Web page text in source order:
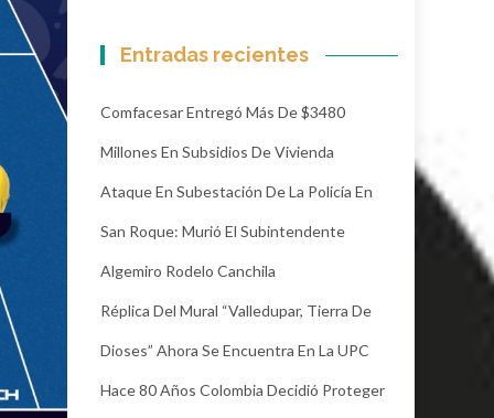
Entradas recientes
Comfacesar Entregó Más De $3480
Millones En Subsidios De Vivienda
Ataque En Subestación De La Policía En
San Roque: Murió El Subintendente
Algemiro Rodelo Canchila
Réplica Del Mural “Valledupar, Tierra De
Dioses” Ahora Se Encuentra En La UPC
Hace 80 Años Colombia Decidió Proteger